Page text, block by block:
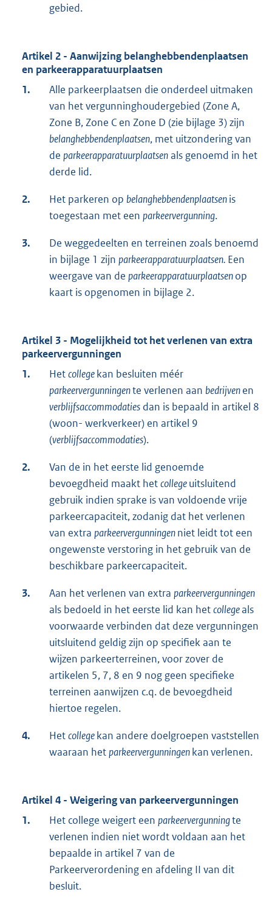
gebied.
Artikel 2 - Aanwijzing belanghebbendenplaatsen
en parkeerapparatuurplaatsen
1.
Alle parkeerplaatsen die onderdeel uitmaken
van het vergunninghoudergebied (Zone A,
Zone B, Zone C en Zone D (zie bijlage 3) zijn
belanghebbendenplaatsen, met uitzondering van
de parkeerapparatuurplaatsenals genoemd in het
derde lid.
2. Het parkeren op belanghebbendenplaatsenis
toegestaan met een parkeervergunning.
3.
De weggedeelten en terreinen zoals benoemd
in bijlage 1 zijn parkeerapparatuurplaatsen. Een
weergave van de parkeerapparatuurplaatsenop
kaart is opgenomen in bijlage 2.
Artikel 3 - Mogelijkheid tot het verlenen van extra
parkeervergunningen
1.
Hetcollegekan besluiten méér
parkeervergunningente verlenen aan bedrijvenen
verblijfsaccommodaties dan is bepaald in artikel 8
(woon- werkverkeer) en artikel 9
(verblijfsaccommodaties).
2.
Van de in het eerste lid genoemde
bevoegdheid maakt hetcollegeuitsluitend
gebruik indien sprake is van voldoende vrije
parkeercapaciteit, zodanig dat het verlenen
van extra parkeervergunningenniet leidt tot een
ongewenste verstoring in het gebruik van de
beschikbare parkeercapaciteit.
3. Aan het verlenen van extra parkeervergunningen
als bedoeld in het eerste lid kan hetcollegeals
voorwaarde verbinden dat deze vergunningen
uitsluitend geldig zijn op specifiek aan te
wijzen parkeerterreinen, voor zover de
artikelen 5, 7, 8 en 9 nog geen specifieke
terreinen aanwijzen c.q. de bevoegdheid
hiertoe regelen.
4. Hetcollegekan andere doelgroepen vaststellen
waaraan het parkeervergunningenkan verlenen.
Artikel 4 - Weigering van parkeervergunningen
1.
Het college weigert een parkeervergunningte
verlenen indien niet wordt voldaan aan het
bepaalde in artikel 7 van de
Parkeerverordening en afdeling II van dit
besluit.